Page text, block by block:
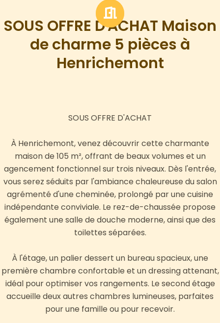
SOUS OFFRE D'ACHAT Maison
de charme 5 pièces à
Henrichemont
SOUS OFFRE D'ACHAT
À Henrichemont, venez découvrir cette charmante
maison de 105 m², offrant de beaux volumes et un
agencement fonctionnel sur trois niveaux. Dès l'entrée,
vous serez séduits par l'ambiance chaleureuse du salon
agrémenté d'une cheminée, prolongé par une cuisine
indépendante conviviale. Le rez-de-chaussée propose
également une salle de douche moderne, ainsi que des
toilettes séparées.
À l'étage, un palier dessert un bureau spacieux, une
première chambre confortable et un dressing attenant,
idéal pour optimiser vos rangements. Le second étage
accueille deux autres chambres lumineuses, parfaites
pour une famille ou pour recevoir.